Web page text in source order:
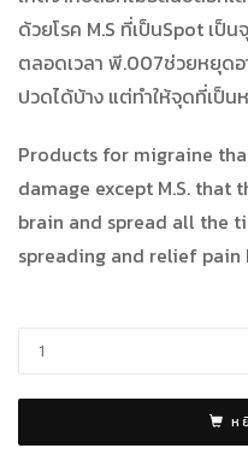
ด้วยโรค M.S ที่เป็นSpot เป็
ตลอดเวลา พี.007ช่วยหยุดอ
ปวดได้บ้าง แต่ทำให้จุดที่เป็น
Products for migraine
damage except M.S. that
brain and spread all the
spreading and relief pain
ห